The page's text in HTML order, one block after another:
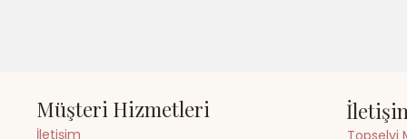
Müşteri Hizmetleri
İletişim Topselvi